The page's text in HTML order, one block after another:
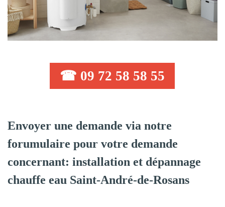
☎ 09 72 58 58 55
Envoyer une demande via notre
forumulaire pour votre demande
concernant: installation et dépannage
chauffe eau Saint-André-de-Rosans